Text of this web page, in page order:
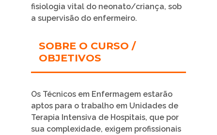
fisiologia vital do neonato/criança, sob
a supervisão do enfermeiro.
SOBRE O CURSO /
OBJETIVOS
Os Técnicos em Enfermagem estarão
aptos para o trabalho em Unidades de
Terapia Intensiva de Hospitais, que por
sua complexidade, exigem profissionais